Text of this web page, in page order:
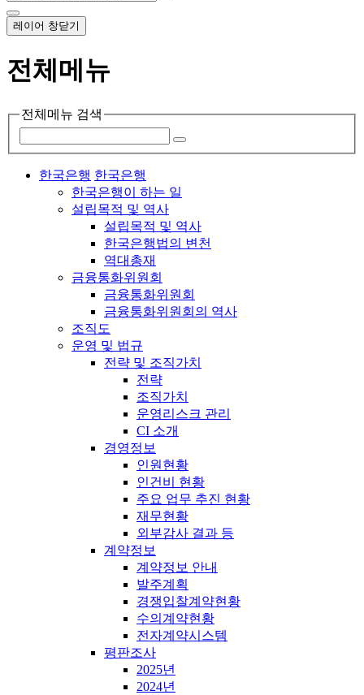
레이어 창닫기
전체메뉴
전체메뉴 검색
한국은행 한국은행
한국은행이 하는 일
설립목적 및 역사
설립목적 및 역사
한국은행법의 변천
역대총재
금융통화위원회
금융통화위원회
금융통화위원회의 역사
조직도
운영 및 법규
전략 및 조직가치
전략
조직가치
운영리스크 관리
CI 소개
경영정보
인원현황
인건비 현황
주요 업무 추진 현황
재무현황
외부감사 결과 등
계약정보
계약정보 안내
발주계획
경쟁입찰계약현황
수의계약현황
전자계약시스템
평판조사
2025년
2024년